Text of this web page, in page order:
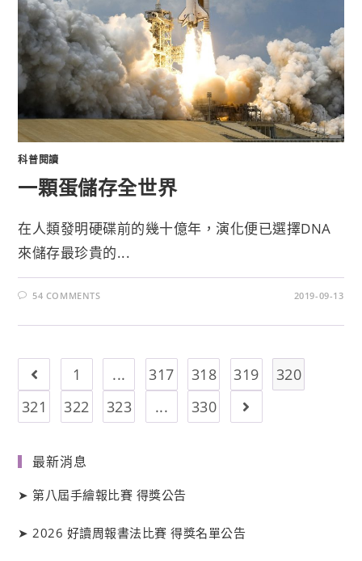
科普閱讀
一顆蛋儲存全世界
在人類發明硬碟前的幾十億年，演化便已選擇DNA
來儲存最珍貴的...
54 COMMENTS 2019-09-13
1 ... 317 318 319
320
321
322 323 ... 330
最新消息
➤第八屆手繪報比賽 得獎公告
➤ 2026 好讀周報書法比賽 得獎名單公告